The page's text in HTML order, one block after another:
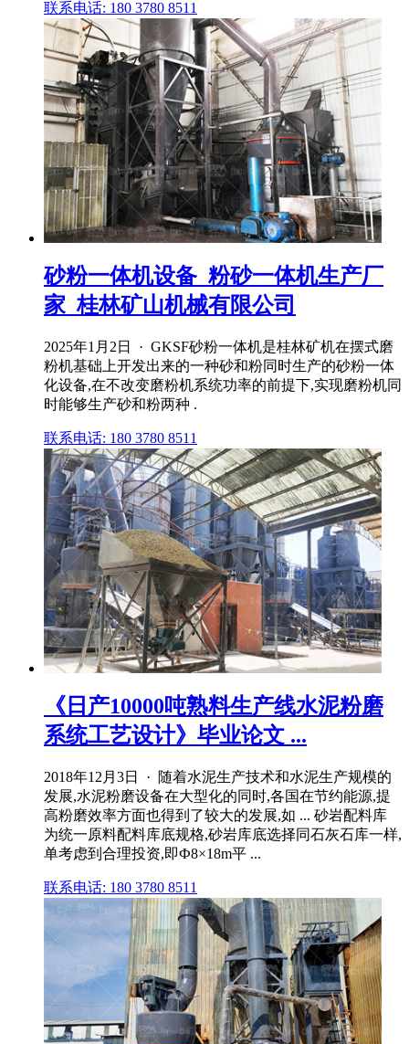
联系电话: 180 3780 8511
砂粉一体机设备_粉砂一体机生产厂
家_桂林矿山机械有限公司
2025年1月2日 · GKSF砂粉一体机是桂林矿机在摆式磨
粉机基础上开发出来的一种砂和粉同时生产的砂粉一体
化设备,在不改变磨粉机系统功率的前提下,实现磨粉机同
时能够生产砂和粉两种 .
联系电话: 180 3780 8511
《日产10000吨熟料生产线水泥粉磨
系统工艺设计》毕业论文 ...
2018年12月3日 · 随着水泥生产技术和水泥生产规模的
发展,水泥粉磨设备在大型化的同时,各国在节约能源,提
高粉磨效率方面也得到了较大的发展,如 ... 砂岩配料库
为统一原料配料库底规格,砂岩库底选择同石灰石库一样,
单考虑到合理投资,即Ф8×18m平 ...
联系电话: 180 3780 8511